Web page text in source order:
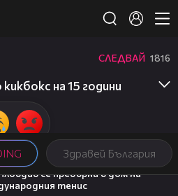
Здравей България
СЛЕДВАЙ 1816
на 15 години
се превърна в дом на
тенис